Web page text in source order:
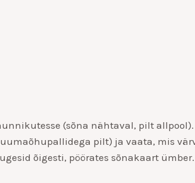
(sõna nähtaval, pilt allpool).
pilt) ja vaata, mis
õigesti, pöörates sõnakaart ümber.